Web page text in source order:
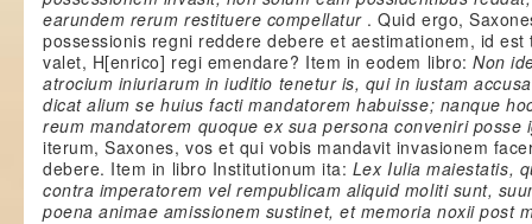
earundem rerum restituere compellatur . Quid ergo,
possessionis regni reddere debere et aestimationem, id
valet, H[enrico] regi emendare? Item in eodem libro:Non
atrocium iniuriarum in iuditio tenetur is, qui in iustam
dicat alium se huius facti mandatorem habuisse; nanque
reum mandatorem quoque ex sua persona conveniri
iterum, Saxones, vos et qui vobis mandavit invasionem
debere. Item in libro Institutionum ita: Lex Iulia maiestatis,
contra imperatorem vel rempublicam aliquid moliti sunt,
poena animae amissionem sustinet, et memoria noxii post